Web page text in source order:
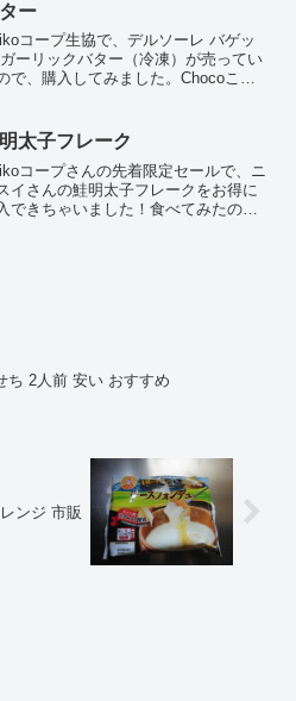
ー
コープ生協で、デルソーレ バゲッ
ガーリックバター（冷凍）が売ってい
で、購入してみました。Chocoこの
栄養成分について紹介するよ！お買
アイ...
太子フレーク
コープさんの先着限定セールで、ニ
イさんの鮭明太子フレークをお得に
できちゃいました！食べてみたの
ち 2人前 安い おすすめ
ンジ 市販